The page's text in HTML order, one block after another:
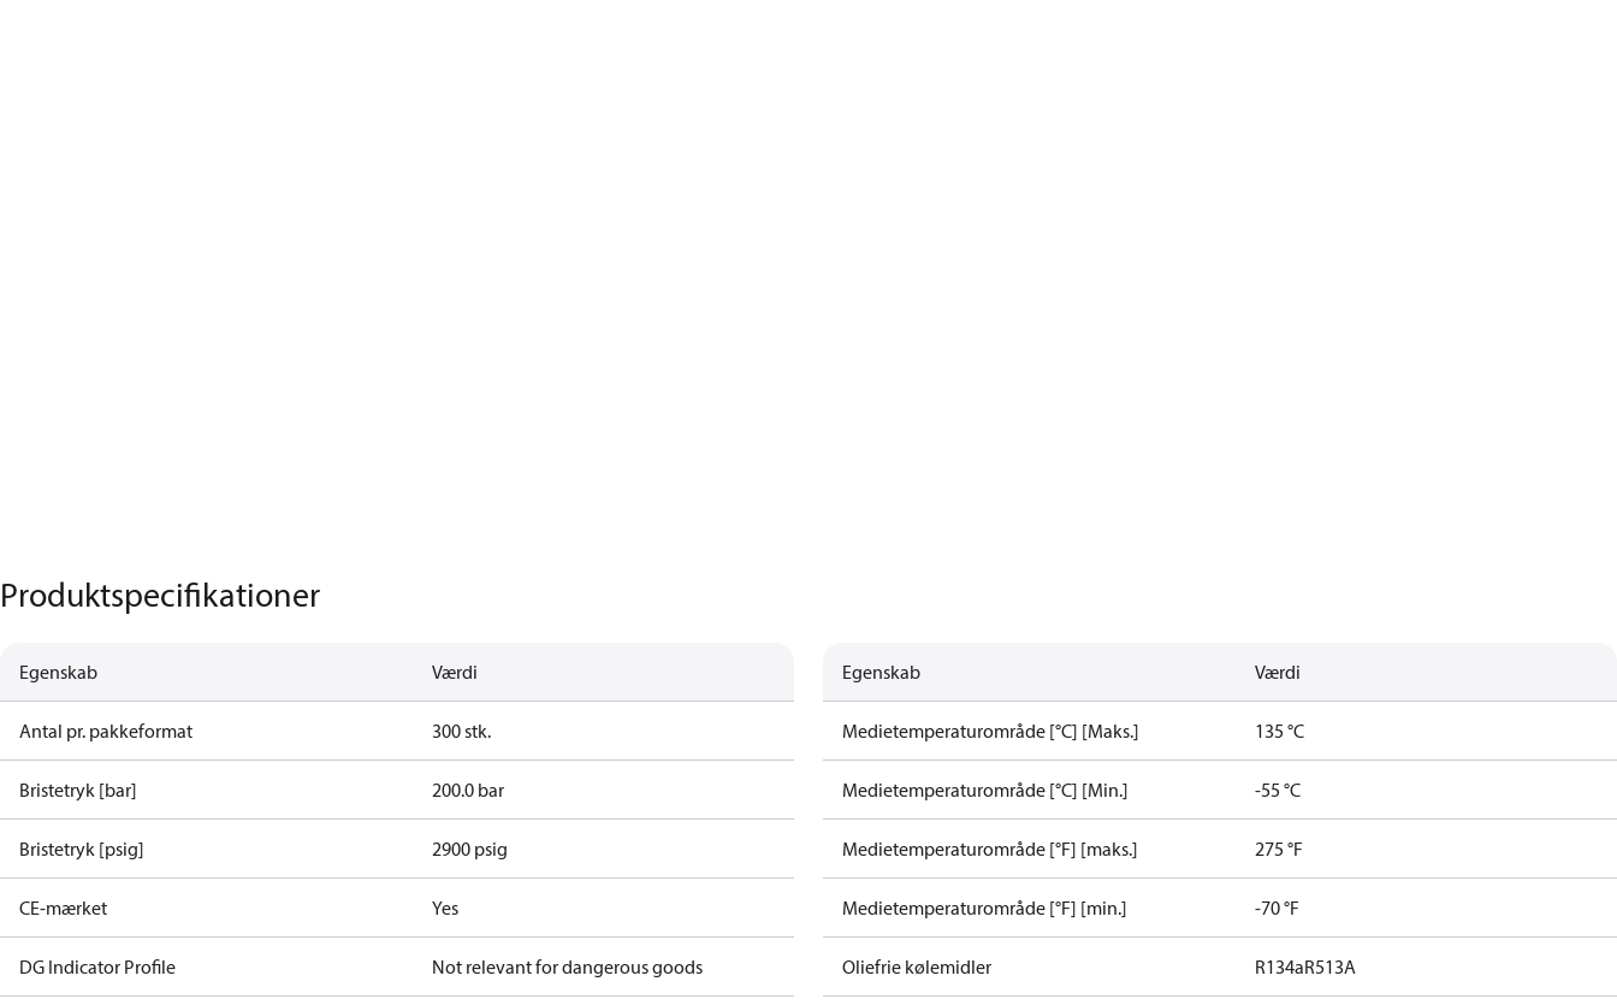
Produktspecifikationer
Egenskab Værdi
Antal pr. pakkeformat 300 stk.
Bristetryk [bar] 200.0 bar
Bristetryk [psig] 2900 psig
CE-mærket Yes
DG Indicator Profile Not relevant for dangerous goods
Egenskab Værdi
Medietemperaturområde [°C] [Maks.] 135 °C
Medietemperaturområde [°C] [Min.] -55 °C
Medietemperaturområde [°F] [maks.] 275 °F
Medietemperaturområde [°F] [min.] -70 °F
Oliefrie kølemidler R134aR513A